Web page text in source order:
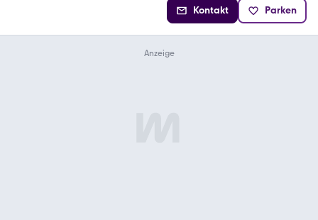
Kontakt Parken